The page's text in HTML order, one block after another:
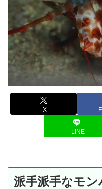
X
LINE
派手派手なモ